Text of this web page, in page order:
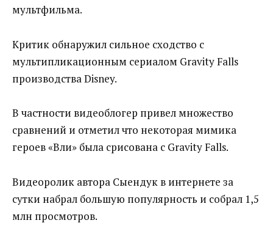
мультфильма.
Критик обнаружил сильное сходство с
мультипликационным сериалом Gravity Falls
производства Disney.
В частности видеоблогер привел множество
сравнений и отметил что некоторая мимика
героев «Вәли» была срисована с Gravity Falls.
Видеоролик автора Сыендук в интернете за
сутки набрал большую популярность и собрал 1,5
млн просмотров.